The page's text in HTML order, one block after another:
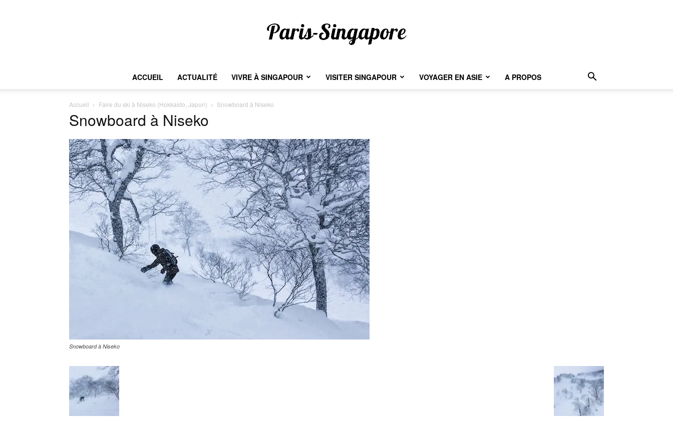
Paris-
Singapore
ACCUEIL ACTUALITÉ VIVRE À SINGAPOUR VISITER SINGAPOUR VOYAGER EN ASIE A PROPOS
Accueil Faire du ski à Niseko (Hokkaido, Japon) Snowboard à Niseko
Snowboard à Niseko
Snowboard à Niseko